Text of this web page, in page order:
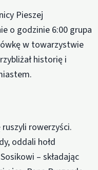
Pieszej
o godzinie 6:00 grupa
w towarzystwie
historię i
rowerzyści.
oddali hołd
– składając